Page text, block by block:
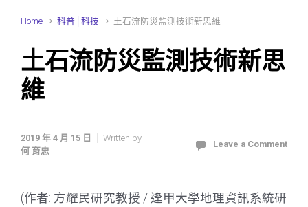
Home 科普│科技 土石流防災監測技術新思維
土石流防災監測技術新思
維
2019 年 4 月 15 日
Written by
何 育忠
Leave a Comment
(作者: 方耀民研究教授 / 逢甲大學地理資訊系統研